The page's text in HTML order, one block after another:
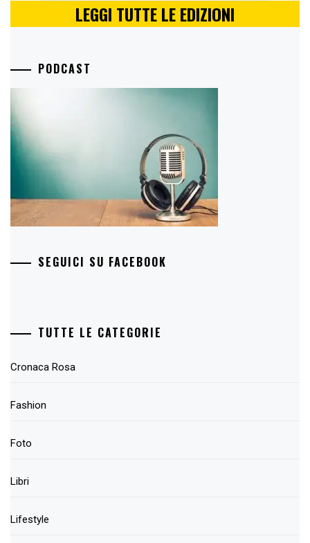
LEGGI TUTTE LE EDIZIONI
PODCAST
SEGUICI SU FACEBOOK
TUTTE LE CATEGORIE
Cronaca Rosa
Fashion
Foto
Libri
Lifestyle